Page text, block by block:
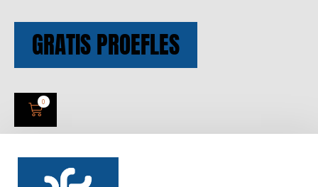
GRATIS PROEFLES
0